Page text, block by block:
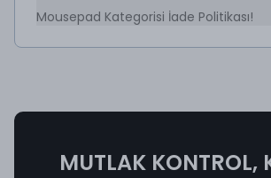
Mousepad Kategorisi İade Politikası!
MUTLAK KONTROL,